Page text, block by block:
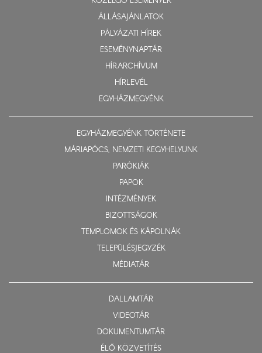
ÁLLÁSAJÁNLATOK
PÁLYÁZATI HÍREK
ESEMÉNYNAPTÁR
HÍRARCHÍVUM
HÍRLEVÉL
EGYHÁZMEGYÉNK
EGYHÁZMEGYÉNK TÖRTÉNETE
MÁRIAPÓCS, NEMZETI KEGYHELYÜNK
PARÓKIÁK
PAPOK
INTÉZMÉNYEK
BIZOTTSÁGOK
TEMPLOMOK ÉS KÁPOLNÁK
TELEPÜLÉSJEGYZÉK
MÉDIATÁR
DALLAMTÁR
VIDEOTÁR
DOKUMENTUMTÁR
ÉLŐ KÖZVETÍTÉS